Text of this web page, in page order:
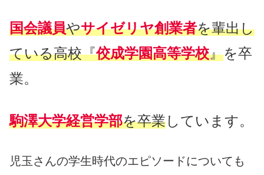
国会議員やサイゼリヤ創業者を輩出し
ている高校『佼成学園高等学校』を卒
業。
駒澤大学経営学部を卒業しています。
児玉さんの学生時代のエピソードについても